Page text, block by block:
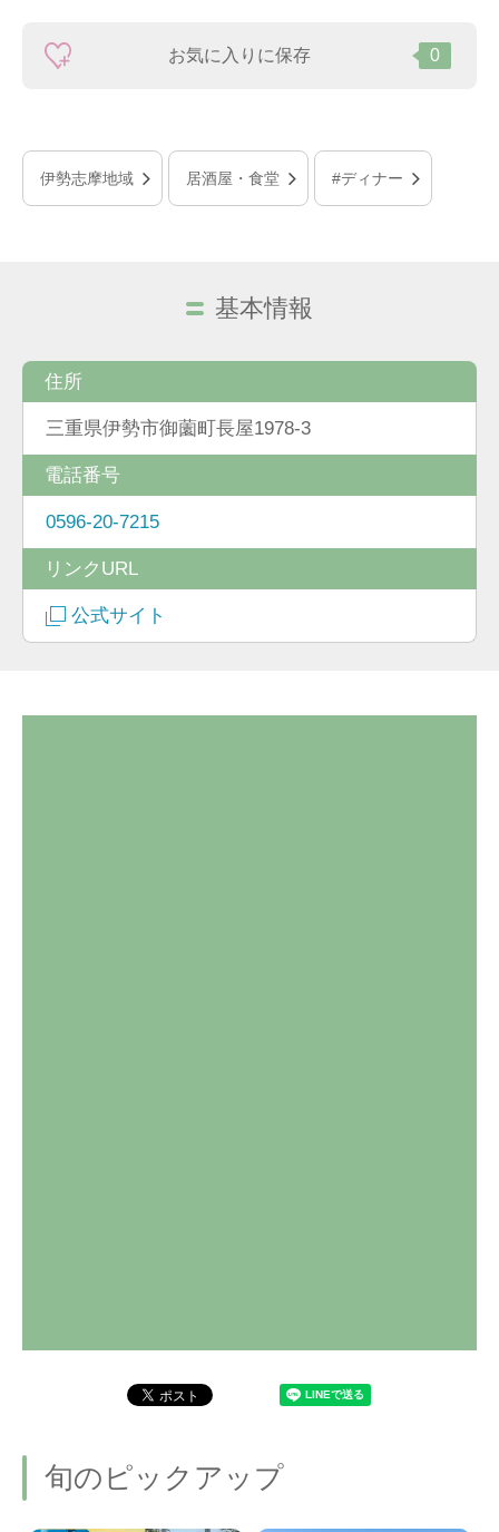
お気に入りに保存 0
伊勢志摩地域 居酒屋・食堂 #ディナー
基本情報
住所
三重県伊勢市御薗町長屋1978-3
電話番号
0596-20-7215
リンクURL
公式サイト
旬のピックアップ